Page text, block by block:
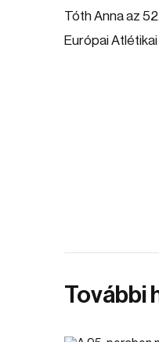
Tóth Anna az
Európai
További